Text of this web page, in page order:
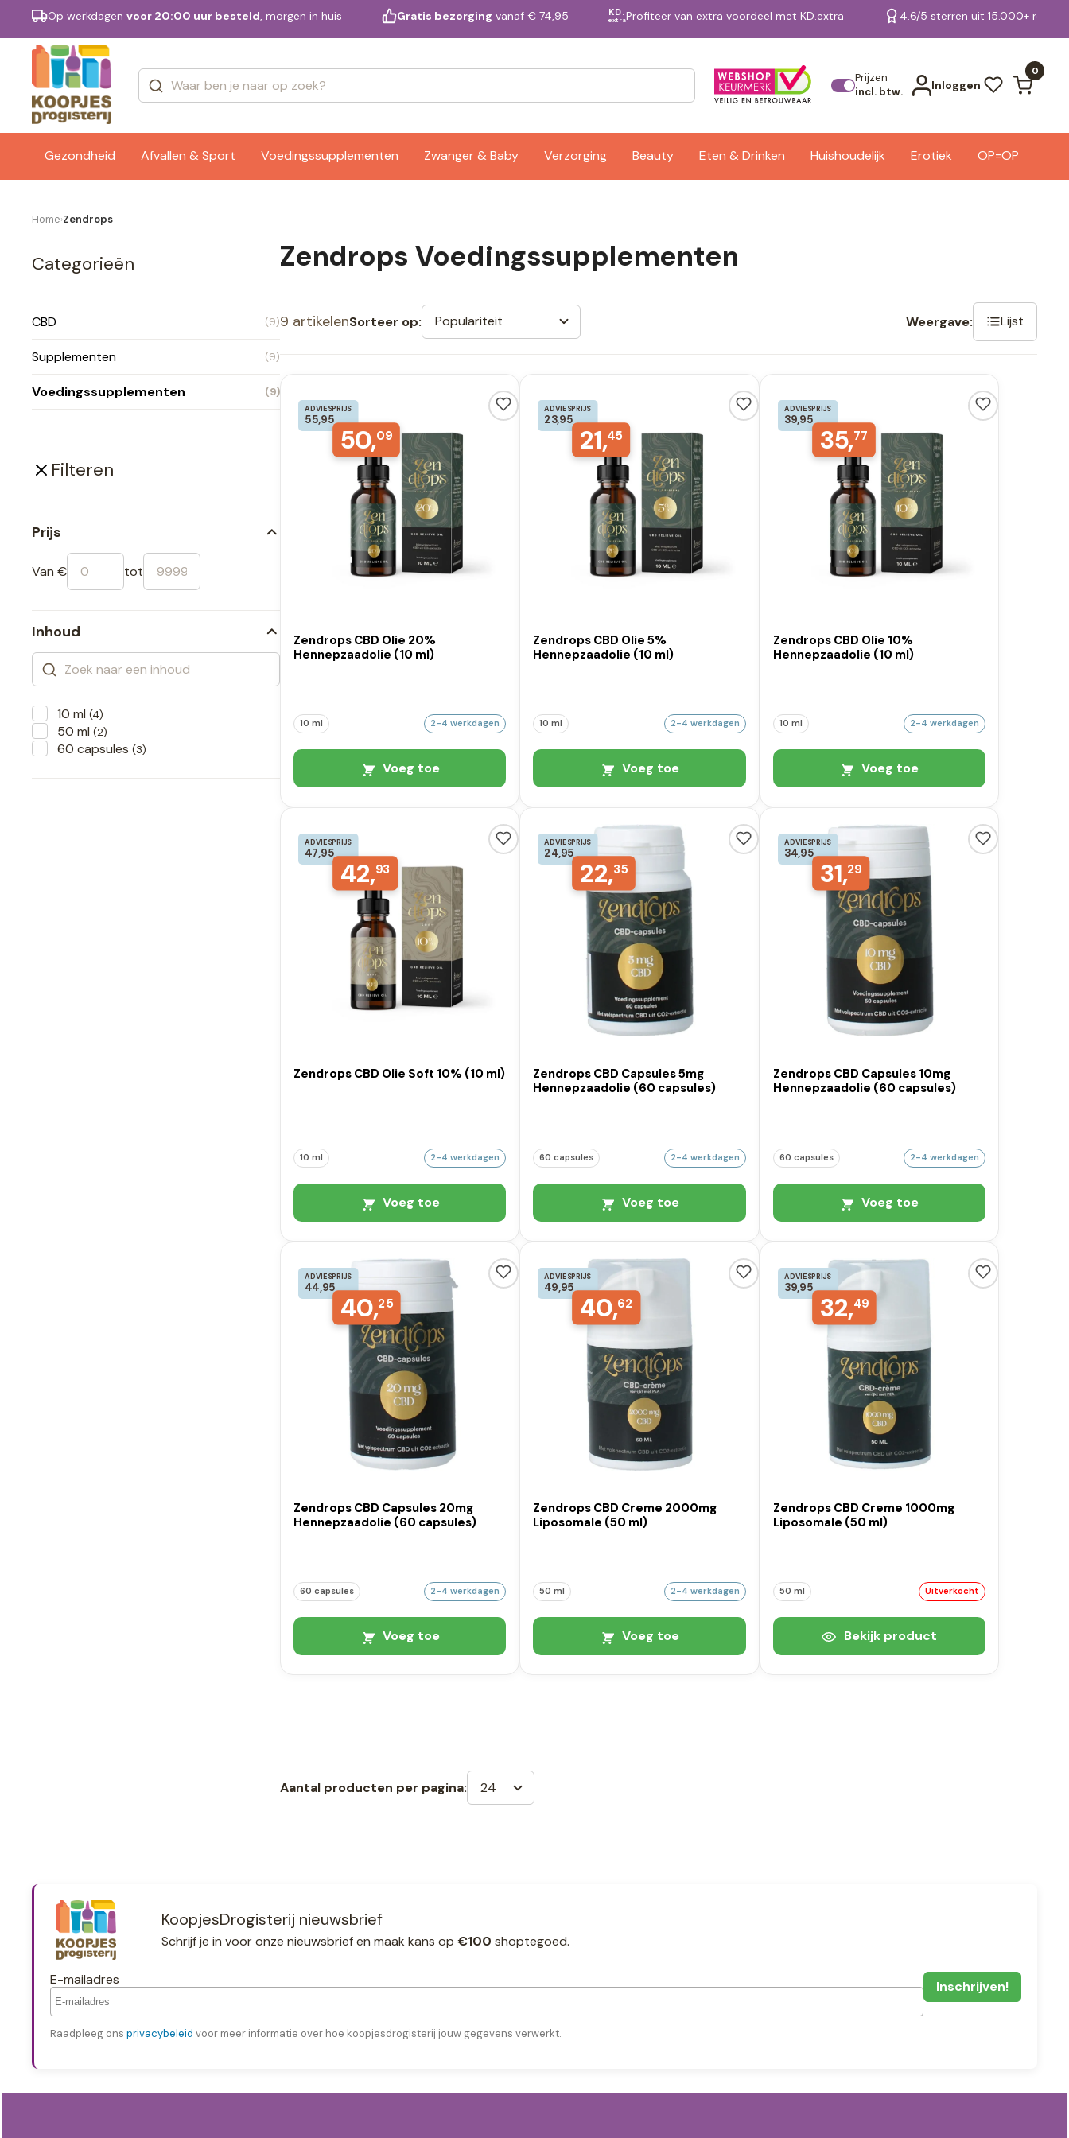
Op werkdagen voor 20:00 uur besteld, morgen in huis Gratis bezorging vanaf € 74,95 KD.
extraProfiteer van extra voordeel met KD.extra 4.6/5 sterren uit 15.000+
Prijzen
incl. btw.
Inloggen
0
Gezondheid Afvallen & Sport Voedingssupplementen Zwanger & Baby Verzorging Beauty Eten & Drinken Huishoudelijk Erotiek OP=OP
Merken Bekijk alle resultaten
Home›Zendrops
Categorieën
CBD (9)
Supplementen (9)
Voedingssupplementen (9)
Filteren
Prijs
Van € tot
Inhoud
10 ml (4)
50 ml (2)
60 capsules (3)
Zendrops Voedingssupplementen
9 artikelenSorteer op: Populariteit Weergave: Lijst
ADVIESPRIJS
55,95
50,09
Zendrops CBD Olie 20%
Hennepzaadolie (10 ml)
10 ml 2-4 werkdagen
Voeg toe
ADVIESPRIJS
23,95
21,45
Zendrops CBD Olie 5%
Hennepzaadolie (10 ml)
10 ml 2-4 werkdagen
Voeg toe
ADVIESPRIJS
39,95
35,77
Zendrops CBD Olie 10%
Hennepzaadolie (10 ml)
10 ml 2-4 werkdagen
Voeg toe
ADVIESPRIJS
47,95
42,93
Zendrops CBD Olie Soft 10% (10 ml)
10 ml 2-4 werkdagen
Voeg toe
ADVIESPRIJS
24,95
22,35
Zendrops CBD Capsules 5mg
Hennepzaadolie (60 capsules)
60 capsules 2-4 werkdagen
Voeg toe
ADVIESPRIJS
34,95
31,29
Zendrops CBD Capsules 10mg
Hennepzaadolie (60 capsules)
60 capsules 2-4 werkdagen
Voeg toe
ADVIESPRIJS
44,95
40,25
Zendrops CBD Capsules 20mg
Hennepzaadolie (60 capsules)
60 capsules 2-4 werkdagen
Voeg toe
ADVIESPRIJS
49,95
40,62
Zendrops CBD Creme 2000mg
Liposomale (50 ml)
50 ml 2-4 werkdagen
Voeg toe
ADVIESPRIJS
39,95
32,49
Zendrops CBD Creme 1000mg
Liposomale (50 ml)
50 ml Uitverkocht
Bekijk product
Aantal producten per pagina: 24
KoopjesDrogisterij nieuwsbrief
Schrijf je in voor onze nieuwsbrief en maak kans op €100 shoptegoed.
E-mailadres
Raadpleeg ons privacybeleid voor meer informatie over hoe koopjesdrogisterij jouw gegevens verwerkt.